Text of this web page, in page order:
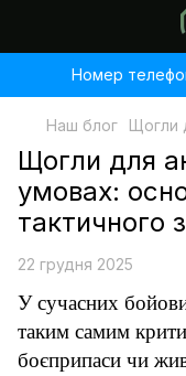
Номер
Наш блог Щогли
Щогли для
умовах:
тактичного
22 грудня 2025
У сучасних
таким самим
боєприпаси чи